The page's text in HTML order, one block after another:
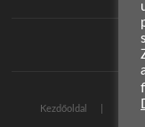
Kezdőoldal